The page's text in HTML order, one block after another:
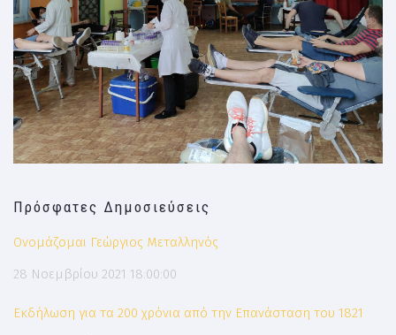
Πρόσφατες Δημοσιεύσεις
Ονομάζομαι Γεώργιος Μεταλληνός
28 Νοεμβρίου 2021 18:00:00
Εκδήλωση για τα 200 χρόνια από την Επανάσταση του 1821